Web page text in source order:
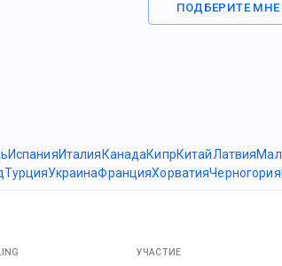
ПОДБЕРИТЕ
ИспанияИталия КанадаКипрКитайЛатвия
ТурцияУкраинаФранцияХорватияЧерногория
УЧАСТИЕ